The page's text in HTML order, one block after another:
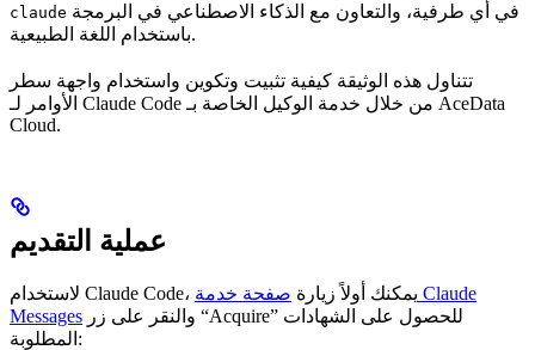
claude
باستخدام اللغة الطبيعية.
تتناول هذه الوثيقة كيفية تثبيت وتكوين واستخدام واجهة سطر
الأوامر لـ Claude Code من خلال خدمة الوكيل الخاصة بـ AceData
Cloud.
عملية التقديم
لاستخدام Claude Code، يمكنك أولاً زيارة صفحة خدمة Claude
Messages
المطلوبة: